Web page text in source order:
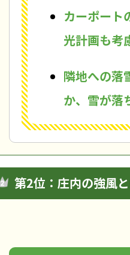
カーポート
光計画も考
隣地への落
か、雪が落
第2位：庄内の強風